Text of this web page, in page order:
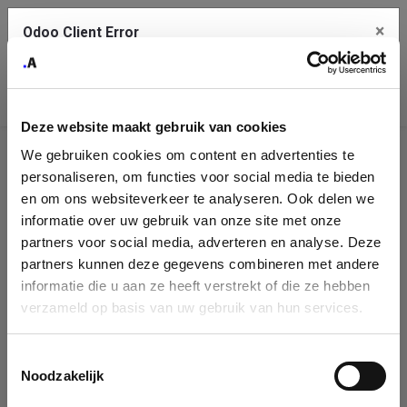
Deze website maakt gebruik van cookies
We gebruiken cookies om content en advertenties te
personaliseren, om functies voor social media te bieden
en om ons websiteverkeer te analyseren. Ook delen we
informatie over uw gebruik van onze site met onze
partners voor social media, adverteren en analyse. Deze
partners kunnen deze gegevens combineren met andere
informatie die u aan ze heeft verstrekt of die ze hebben
verzameld op basis van uw gebruik van hun services.
Noodzakelijk
Company
Identification
Please fill in your company details
You can search a company in our database by name, VAT or
enterprise ID. When a company is selected it will auto-complete the
form. If you don't find your company in our database, you can create
Odoo Client Error ×
service.
See details
Ok